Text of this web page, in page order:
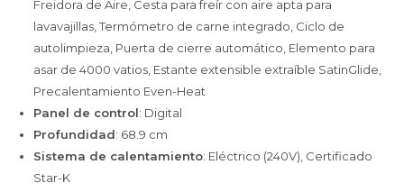
Freidora de Aire, Cesta para freír con aire apta para
lavavajillas, Termómetro de carne integrado, Ciclo de
autolimpieza, Puerta de cierre automático, Elemento para
asar de 4000 vatios, Estante extensible extraíble SatinGlide,
Precalentamiento Even-Heat
Panel de control: Digital
Profundidad: 68.9 cm
Sistema de calentamiento: Eléctrico (240V), Certificado
Star-K